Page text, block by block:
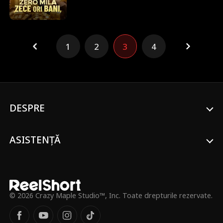
devine regele intangibil al exceselor.
1 2 3 4
DESPRE
ASISTENȚĂ
© 2026 Crazy Maple Studio™, Inc. Toate drepturile rezervate.